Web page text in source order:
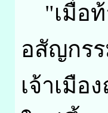
"เมื่อท้
อสัญกร
เจ้าเมือ